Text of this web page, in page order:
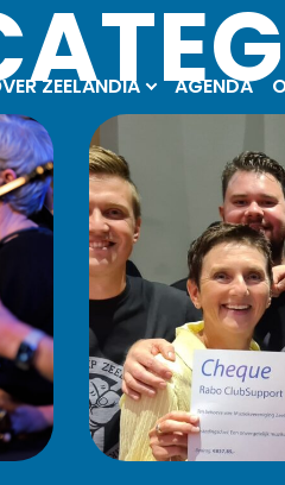
ZEELANDIA AGENDA